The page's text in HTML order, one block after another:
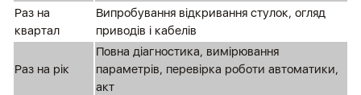
Раз на
квартал
Випробування відкривання стулок, огляд
приводів і кабелів
Раз на рік
Повна діагностика, вимірювання
параметрів, перевірка роботи автоматики,
акт